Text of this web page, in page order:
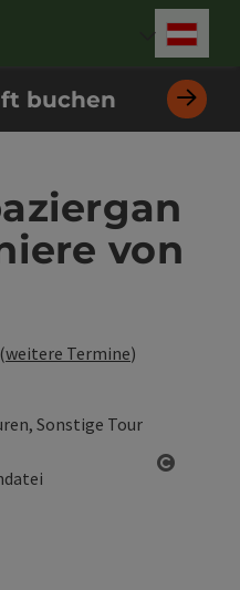
der Website
buchen
von
weitere Termine)
Sonstige Tour